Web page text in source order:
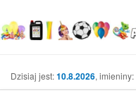
Dzisiaj jest:10.8.2026, imieniny: